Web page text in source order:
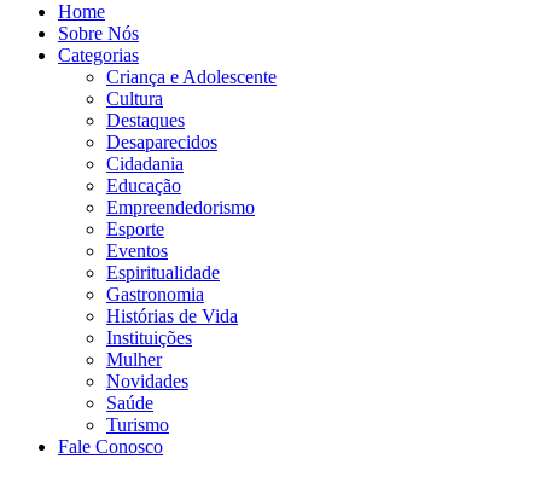
Home
Sobre Nós
Categorias
Criança e Adolescente
Cultura
Destaques
Desaparecidos
Cidadania
Educação
Empreendedorismo
Esporte
Eventos
Espiritualidade
Gastronomia
Histórias de Vida
Instituições
Mulher
Novidades
Saúde
Turismo
Fale Conosco